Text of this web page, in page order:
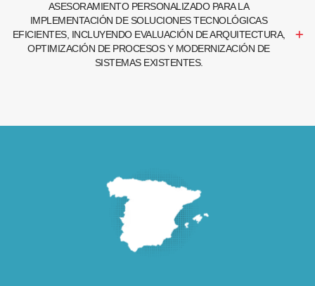
ASESORAMIENTO PERSONALIZADO PARA LA
IMPLEMENTACIÓN DE SOLUCIONES TECNOLÓGICAS
EFICIENTES, INCLUYENDO EVALUACIÓN DE ARQUITECTURA,
OPTIMIZACIÓN DE PROCESOS Y MODERNIZACIÓN DE
SISTEMAS EXISTENTES.